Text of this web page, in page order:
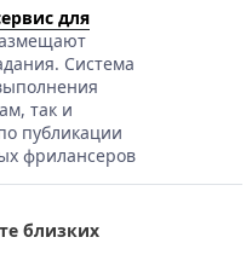
для
Система
так и
публикации
фрилансеров
близких